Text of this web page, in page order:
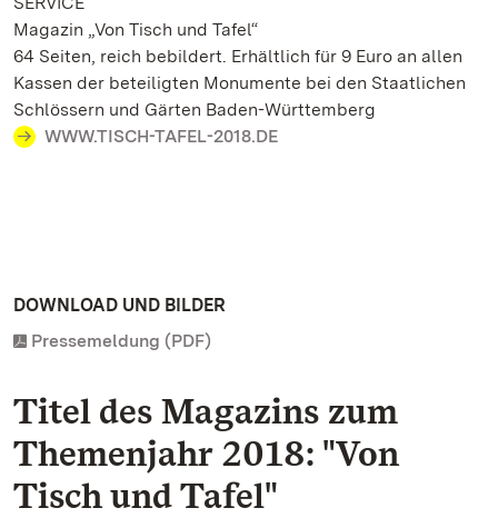
Magazin „Von Tisch und Tafel“
64 Seiten, reich bebildert. Erhältlich für 9 Euro an allen
Kassen der beteiligten Monumente bei den Staatlichen
Schlössern und Gärten Baden-Württemberg
WWW.TISCH-TAFEL-2018.DE
DOWNLOAD UND BILDER
Pressemeldung (PDF)
Titel des Magazins zum
Themenjahr 2018: "Von
Tisch und Tafel"